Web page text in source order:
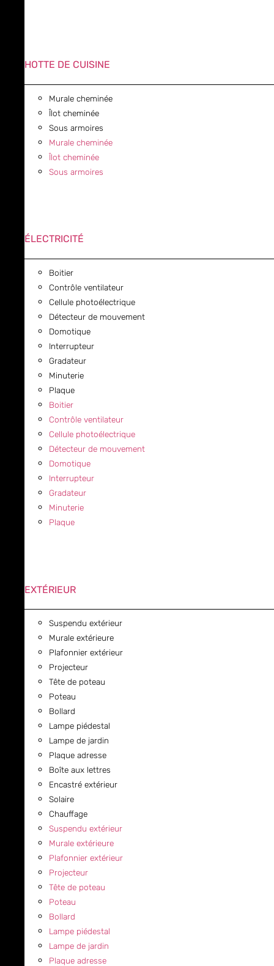
HOTTE DE CUISINE
Murale cheminée
Îlot cheminée
Sous armoires
Murale cheminée
Îlot cheminée
Sous armoires
ÉLECTRICITÉ
Boitier
Contrôle ventilateur
Cellule photoélectrique
Détecteur de mouvement
Domotique
Interrupteur
Gradateur
Minuterie
Plaque
Boitier
Contrôle ventilateur
Cellule photoélectrique
Détecteur de mouvement
Domotique
Interrupteur
Gradateur
Minuterie
Plaque
EXTÉRIEUR
Suspendu extérieur
Murale extérieure
Plafonnier extérieur
Projecteur
Tête de poteau
Poteau
Bollard
Lampe piédestal
Lampe de jardin
Plaque adresse
Boîte aux lettres
Encastré extérieur
Solaire
Chauffage
Suspendu extérieur
Murale extérieure
Plafonnier extérieur
Projecteur
Tête de poteau
Poteau
Bollard
Lampe piédestal
Lampe de jardin
Plaque adresse